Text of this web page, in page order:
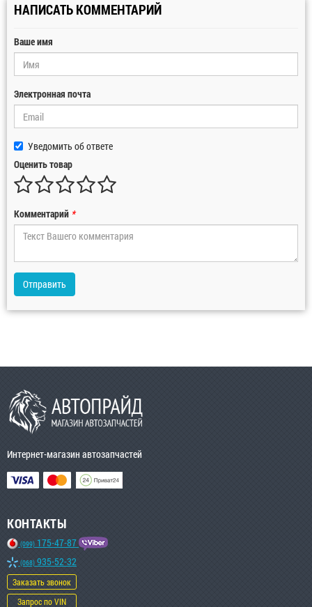
НАПИСАТЬ КОММЕНТАРИЙ
Ваше имя
Электронная почта
Уведомить об ответе
Оценить товар
Комментарий *
Отправить
Интернет-магазин автозапчастей
КОНТАКТЫ
(099) 175-47-87
(068) 935-52-32
Заказать звонок
Запрос по VIN